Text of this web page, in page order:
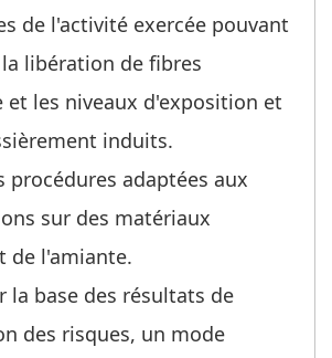
de l'activité exercée pouvant
libération de fibres
et les niveaux d'exposition et
induits.
procédures adaptées aux
sur des matériaux
de l'amiante.
la base des résultats de
des risques, un mode